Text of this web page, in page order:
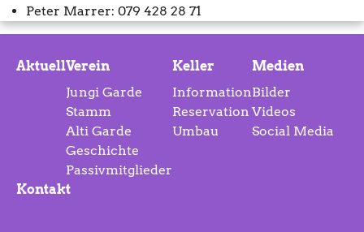
Peter Marrer: 079 428 28 71
AktuellVerein
Jungi Garde
Stamm
Alti Garde
Geschichte
Passivmitglieder
Keller
Information
Reservation
Umbau
Medien
Bilder
Videos
Social Media
Kontakt